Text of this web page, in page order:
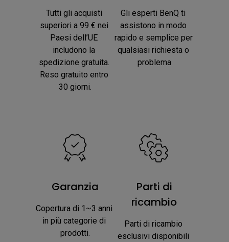
Tutti gli acquisti
superiori a 99 € nei
Paesi dell’UE
includono la
spedizione gratuita.
Reso gratuito entro
30 giorni.
Gli esperti BenQ ti
assistono in modo
rapido e semplice per
qualsiasi richiesta o
problema
Garanzia
Copertura di 1~3 anni
in più categorie di
prodotti.
Parti di
ricambio
Parti di ricambio
esclusivi disponibili